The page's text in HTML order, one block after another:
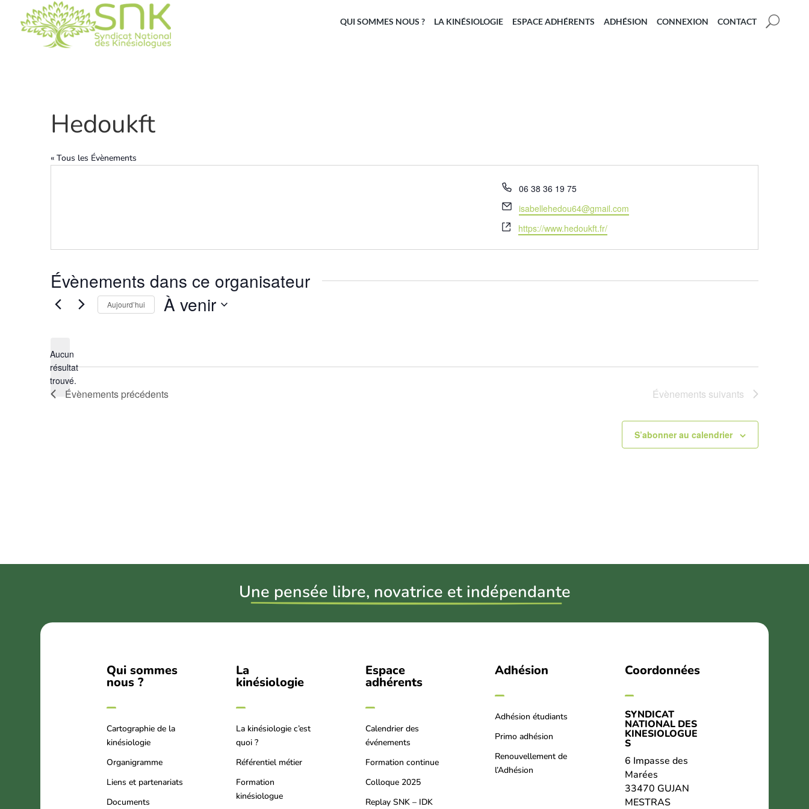
QUI SOMMES NOUS ? LA KINÉSIOLOGIE ESPACE ADHÉRENTS ADHÉSION CONNEXION CONTACT U
Hedoukft
« Tous les Évènements
Téléphone
06 38 36 19 75
Email
isabellehedou64@gmail.com
Site
web
https://www.hedoukft.fr/
Évènements dans ce organisateur
Notice
Aucun
résultat
trouvé.
Aujourd’hui À venir
Évènements précédents Évènements suivants
S’abonner au calendrier
Une pensée libre, novatrice et indépendante
Qui sommes
nous ?
Cartographie de la
kinésiologie
Organigramme
Liens et partenariats
Documents
La
kinésiologie
La kinésiologie c’est
quoi ?
Référentiel métier
Formation
kinésiologue
Espace
adhérents
Calendrier des
événements
Formation continue
Colloque 2025
Replay SNK – IDK
Adhésion
Adhésion étudiants
Primo adhésion
Renouvellement de
l’Adhésion
Coordonnées
SYNDICAT
NATIONAL DES
KINESIOLOGUE
S
6 Impasse des
Marées
33470 GUJAN
MESTRAS